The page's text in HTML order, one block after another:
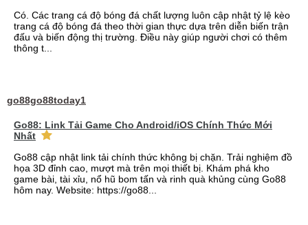
Có. Các trang cá độ bóng đá chất lượng luôn cập nhật tỷ lệ kèo
trang cá độ bóng đá theo thời gian thực dựa trên diễn biến trận
đấu và biến động thị trường. Điều này giúp người chơi có thêm
thông t...
go88go88today1
Go88: Link Tải Game Cho Android/iOS Chính Thức Mới
Nhất
Go88 cập nhật link tải chính thức không bị chặn. Trải nghiệm đồ
họa 3D đỉnh cao, mượt mà trên mọi thiết bị. Khám phá kho
game bài, tài xỉu, nổ hũ bom tấn và rinh quà khủng cùng Go88
hôm nay. Website: https://go88...